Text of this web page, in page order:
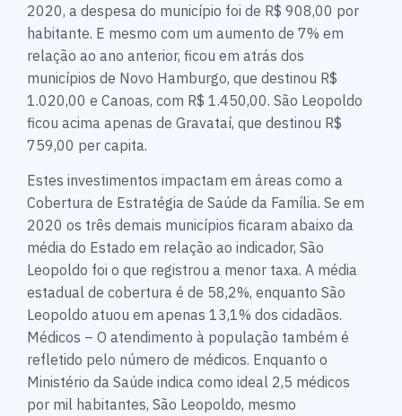
2020, a despesa do município foi de R$ 908,00 por
habitante. E mesmo com um aumento de 7% em
relação ao ano anterior, ficou em atrás dos
municípios de Novo Hamburgo, que destinou R$
1.020,00 e Canoas, com R$ 1.450,00. São Leopoldo
ficou acima apenas de Gravataí, que destinou R$
759,00 per capita.
Estes investimentos impactam em áreas como a
Cobertura de Estratégia de Saúde da Família. Se em
2020 os três demais municípios ficaram abaixo da
média do Estado em relação ao indicador, São
Leopoldo foi o que registrou a menor taxa. A média
estadual de cobertura é de 58,2%, enquanto São
Leopoldo atuou em apenas 13,1% dos cidadãos.
Médicos – O atendimento à população também é
refletido pelo número de médicos. Enquanto o
Ministério da Saúde indica como ideal 2,5 médicos
por mil habitantes, São Leopoldo, mesmo